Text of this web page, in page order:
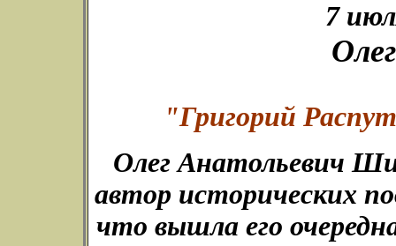
7
"Григорий
Олег Анатольевич
автор исторических
что вышла его